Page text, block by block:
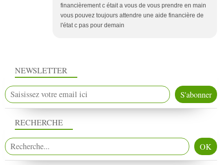
financièrement c était a vous de vous prendre en main
vous pouvez toujours attendre une aide financière de
l'état c pas pour demain
NEWSLETTER
RECHERCHE